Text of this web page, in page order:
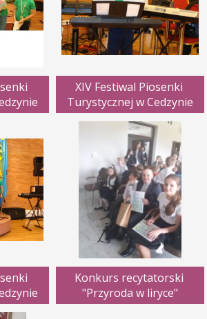
XIV Festiwal Piosenki
Turystycznej w Cedzynie
Konkurs recytatorski
"Przyroda w liryce"